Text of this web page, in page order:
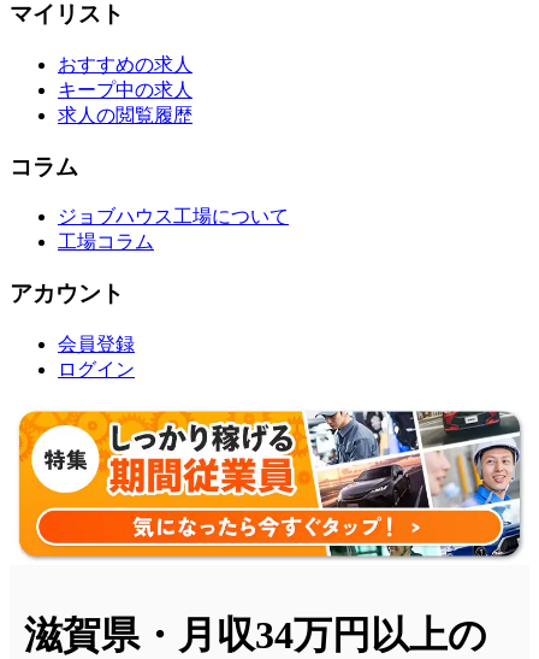
マイリスト
おすすめの求人
キープ中の求人
求人の閲覧履歴
コラム
ジョブハウス工場について
工場コラム
アカウント
会員登録
ログイン
滋賀県・月収34万円以上の